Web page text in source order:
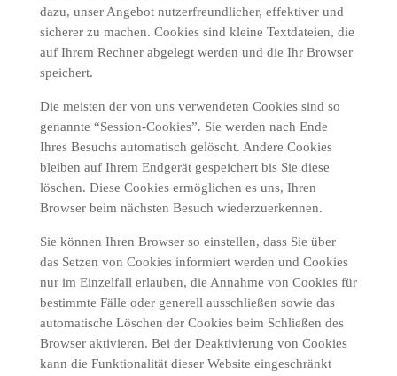
dazu, unser Angebot nutzerfreundlicher, effektiver und
sicherer zu machen. Cookies sind kleine Textdateien, die
auf Ihrem Rechner abgelegt werden und die Ihr Browser
speichert.
Die meisten der von uns verwendeten Cookies sind so
genannte “Session-Cookies”. Sie werden nach Ende
Ihres Besuchs automatisch gelöscht. Andere Cookies
bleiben auf Ihrem Endgerät gespeichert bis Sie diese
löschen. Diese Cookies ermöglichen es uns, Ihren
Browser beim nächsten Besuch wiederzuerkennen.
Sie können Ihren Browser so einstellen, dass Sie über
das Setzen von Cookies informiert werden und Cookies
nur im Einzelfall erlauben, die Annahme von Cookies für
bestimmte Fälle oder generell ausschließen sowie das
automatische Löschen der Cookies beim Schließen des
Browser aktivieren. Bei der Deaktivierung von Cookies
kann die Funktionalität dieser Website eingeschränkt